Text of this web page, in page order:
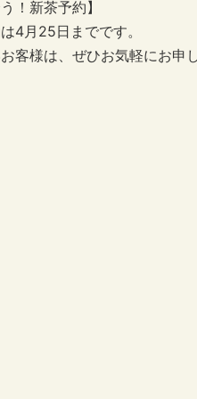
！新茶予約】
4月25日までです。
客様は、ぜひお気軽にお申